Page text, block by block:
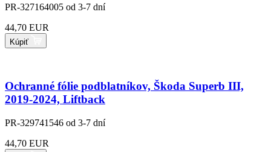
PR-327164005 od 3-7 dní
44,70 EUR
Kúpiť
Ochranné fólie podblatníkov, Škoda Superb III,
2019-2024, Liftback
PR-329741546 od 3-7 dní
44,70 EUR